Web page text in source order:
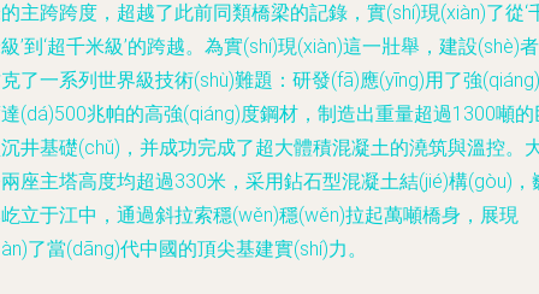
主跨跨度，超越了此前同類橋梁的記錄，實(shí)現(xiàn)了從‘
’到‘超千米級’的跨越。為實(shí)現(xiàn)這一壯舉，建設(shè)者
了一系列世界級技術(shù)難題：研發(fā)應(yīng)用了強(qiáng)
(dá)500兆帕的高強(qiáng)度鋼材，制造出重量超過1300噸的
井基礎(chǔ)，并成功完成了超大體積混凝土的澆筑與溫控。
座主塔高度均超過330米，采用鉆石型混凝土結(jié)構(gòu)，
立于江中，通過斜拉索穩(wěn)穩(wěn)拉起萬噸橋身，展現
了當(dāng)代中國的頂尖基建實(shí)力。